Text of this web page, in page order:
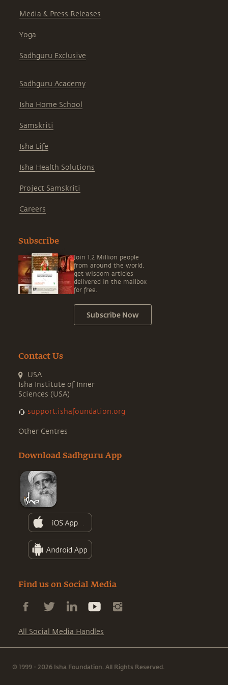
Media & Press Releases
Yoga
Sadhguru Exclusive
Sadhguru Academy
Isha Home School
Samskriti
Isha Life
Isha Health Solutions
Project Samskriti
Careers
Subscribe
Join 1.2 Million people
from around the world,
get wisdom articles
delivered in the mailbox
for free.
Subscribe Now
Contact Us
USA
Isha Institute of Inner
Sciences (USA)
support.ishafoundation.org
Other Centres
Download Sadhguru App
Find us on Social Media
All Social Media Handles
© 1999 - 2026 Isha Foundation. All Rights Reserved.